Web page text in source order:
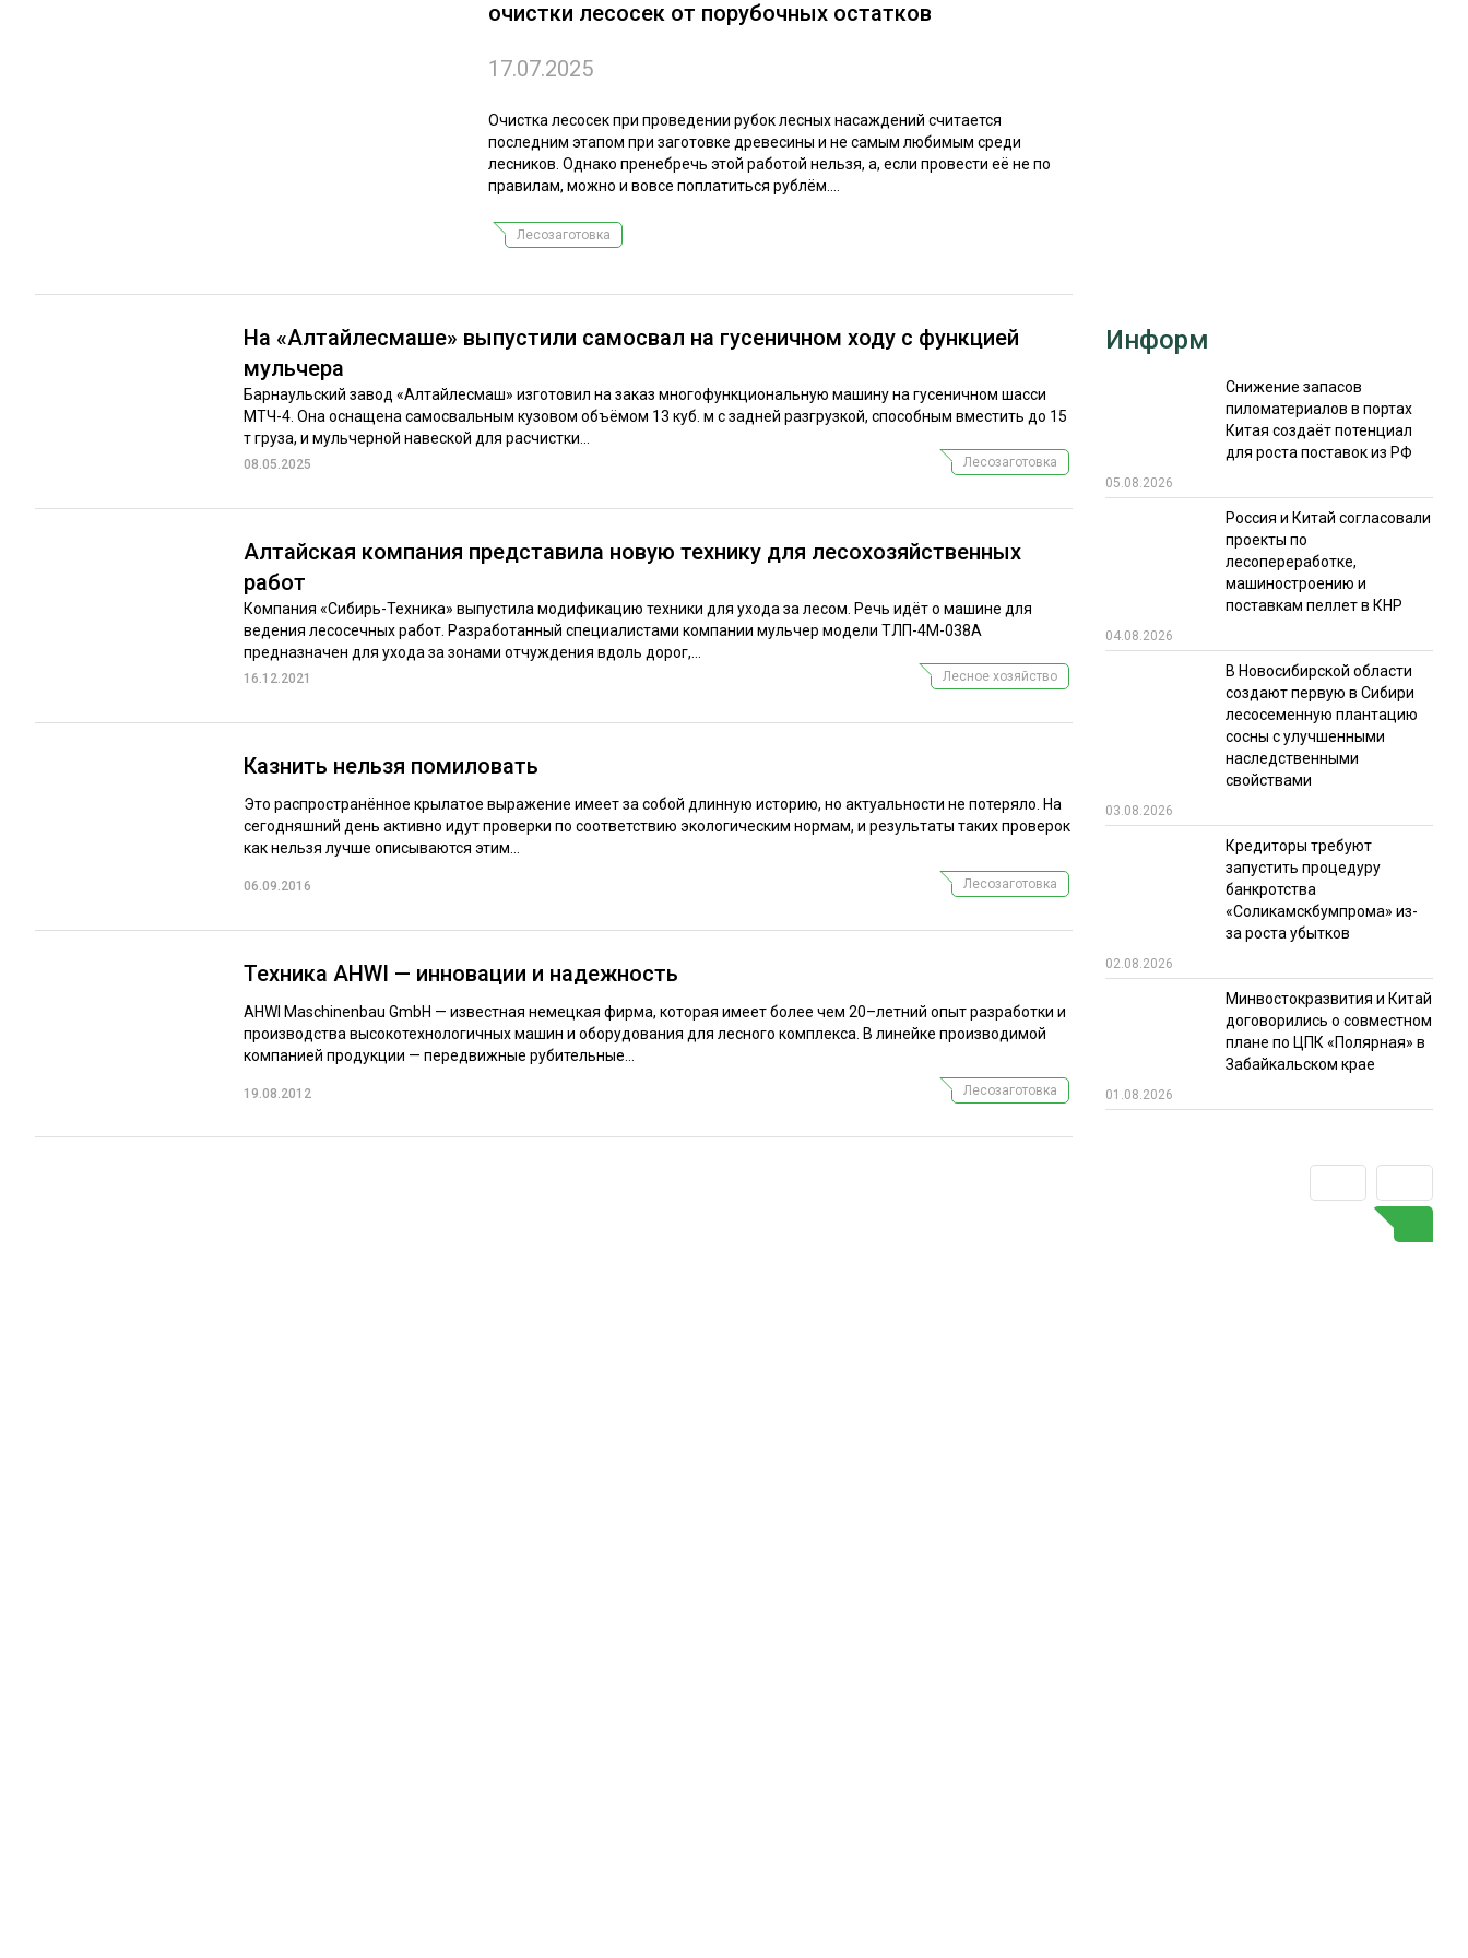
СУШКА ДРЕВЕСИНЫ РЫНОК
очистки лесосек от порубочных остатков
17.07.2025
Очистка лесосек при проведении рубок лесных насаждений считается
последним этапом при заготовке древесины и не самым любимым среди
лесников. Однако пренебречь этой работой нельзя, а, если провести её не по
правилам, можно и вовсе поплатиться рублём....
Лесозаготовка
На «Алтайлесмаше» выпустили самосвал на гусеничном ходу с функцией
мульчера
Барнаульский завод «Алтайлесмаш» изготовил на заказ многофункциональную машину на гусеничном шасси
МТЧ-4. Она оснащена самосвальным кузовом объёмом 13 куб. м с задней разгрузкой, способным вместить до 15
т груза, и мульчерной навеской для расчистки...
08.05.2025 Лесозаготовка
Алтайская компания представила новую технику для лесохозяйственных
работ
Компания «Сибирь-Техника» выпустила модификацию техники для ухода за лесом. Речь идёт о машине для
ведения лесосечных работ. Разработанный специалистами компании мульчер модели ТЛП-4М-038А
предназначен для ухода за зонами отчуждения вдоль дорог,...
16.12.2021 Лесное хозяйство
Казнить нельзя помиловать
Это распространённое крылатое выражение имеет за собой длинную историю, но актуальности не потеряло. На
сегодняшний день активно идут проверки по соответствию экологическим нормам, и результаты таких проверок
как нельзя лучше описываются этим...
06.09.2016 Лесозаготовка
Техника AHWI — инновации и надежность
AHWI Maschinenbau GmbH — известная немецкая фирма, которая имеет более чем 20–летний опыт разработки и
производства высокотехнологичных машин и оборудования для лесного комплекса. В линейке производимой
компанией продукции — передвижные рубительные...
19.08.2012 Лесозаготовка
Информ
Снижение запасов
пиломатериалов в портах
Китая создаёт потенциал
для роста поставок из РФ
05.08.2026
Россия и Китай согласовали
проекты по
лесопереработке,
машиностроению и
поставкам пеллет в КНР
04.08.2026
В Новосибирской области
создают первую в Сибири
лесосеменную плантацию
сосны с улучшенными
наследственными
свойствами
03.08.2026
Кредиторы требуют
запустить процедуру
банкротства
«Соликамскбумпрома» из-
за роста убытков
02.08.2026
Минвостокразвития и Китай
договорились о совместном
плане по ЦПК «Полярная» в
Забайкальском крае
01.08.2026